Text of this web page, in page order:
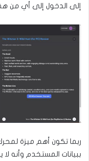
إلى الدخول إلى أي من
ببيانات المستخدم وأنه